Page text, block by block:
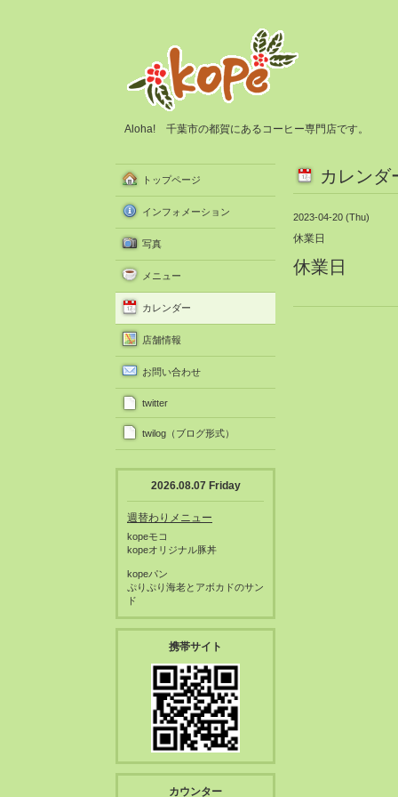
Aloha! 千葉市の都賀にあるコーヒー専門店です。
カレンダ
2023-04-20 (Thu)
休業日
休業日
トップページ
インフォメーション
写真
メニュー
カレンダー
店舗情報
お問い合わせ
twitter
twilog（ブログ形式）
2026.08.07 Friday
週替わりメニュー
kopeモコ
kopeオリジナル豚丼
kopeパン
ぷりぷり海老とアボカドのサン
ド
携帯サイト
カウンター